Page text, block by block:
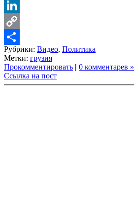
VK
LinkedIn
Copy
Link
Share
Рубрики: Видео, Политика
Метки: грузия
Прокомментировать | 0 комментарев »
Ссылка на пост